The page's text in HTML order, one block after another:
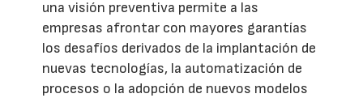
una visión preventiva permite a las
empresas afrontar con mayores garantías
los desafíos derivados de la implantación de
nuevas tecnologías, la automatización de
procesos o la adopción de nuevos modelos